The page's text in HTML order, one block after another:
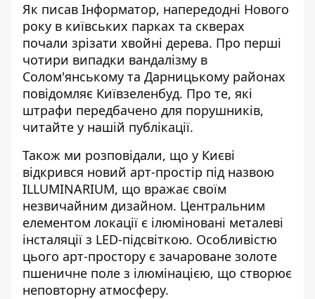
Як писав Інформатор, напередодні Нового
року в київських парках та скверах
почали зрізати хвойні дерева. Про перші
чотири випадки вандалізму в
Солом'янському та Дарницькому районах
повідомляє Київзеленбуд. Про те, які
штрафи передбачено для порушників,
читайте у нашій публікації.
Також ми розповідали, що у Києві
відкрився новий арт-простір під назвою
ILLUMINARIUM, що вражає своїм
незвичайним дизайном. Центральним
елементом локації є ілюміновані металеві
інсталяції з LED-підсвіткою. Особливістю
цього арт-простору є зачароване золоте
пшеничне поле з ілюмінацією, що створює
неповторну атмосферу.